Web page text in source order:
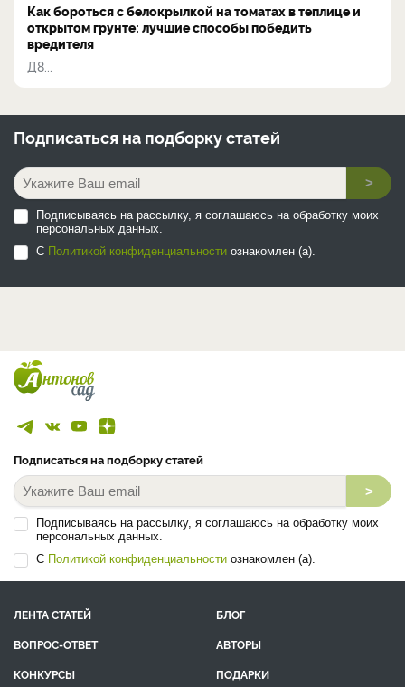
Как бороться с белокрылкой на томатах в теплице и
открытом грунте: лучшие способы победить
вредителя
Д8...
Подписаться на подборку статей
>
Подписываясь на рассылку, я соглашаюсь на обработку моих
персональных данных.
С Политикой конфиденциальности ознакомлен (а).
Подписаться на подборку статей
>
Подписываясь на рассылку, я соглашаюсь на обработку моих
персональных данных.
С Политикой конфиденциальности ознакомлен (а).
ЛЕНТА СТАТЕЙ
БЛОГ
ВОПРОС-ОТВЕТ
АВТОРЫ
КОНКУРСЫ
ПОДАРКИ